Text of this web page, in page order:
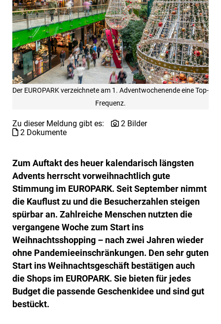
Der EUROPARK verzeichnete am 1. Adventwochenende eine Top-
Frequenz.
Zu dieser Meldung gibt es:
2 Bilder
2 Dokumente
Zum Auftakt des heuer kalendarisch längsten
Advents herrscht vorweihnachtlich gute
Stimmung im EUROPARK. Seit September nimmt
die Kauflust zu und die Besucherzahlen steigen
spürbar an. Zahlreiche Menschen nutzten die
vergangene Woche zum Start ins
Weihnachtsshopping – nach zwei Jahren wieder
ohne Pandemieeinschränkungen. Den sehr guten
Start ins Weihnachtsgeschäft bestätigen auch
die Shops im EUROPARK. Sie bieten für jedes
Budget die passende Geschenkidee und sind gut
bestückt.